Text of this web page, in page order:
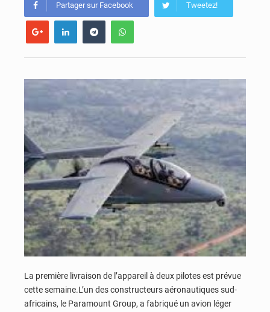
Partager sur Facebook Tweetez!
La première livraison de l’appareil à deux pilotes est prévue
cette semaine.L’un des constructeurs aéronautiques sud-
africains, le Paramount Group, a fabriqué un avion léger